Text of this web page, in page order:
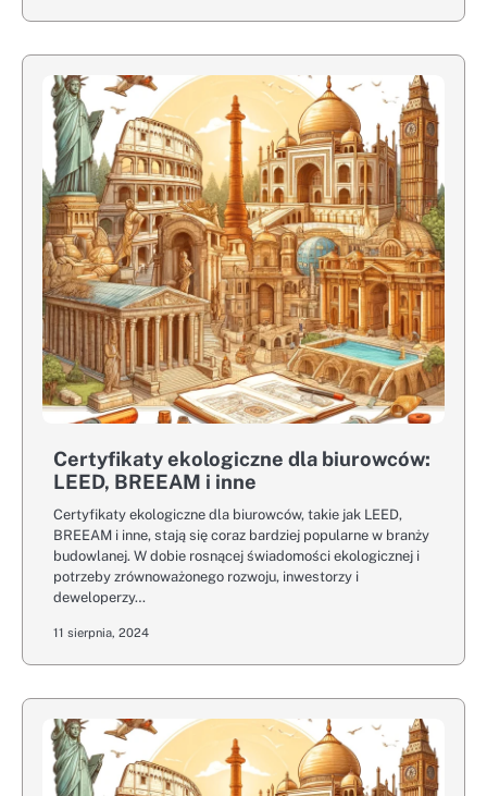
Certyfikaty ekologiczne dla biurowców:
LEED, BREEAM i inne
Certyfikaty ekologiczne dla biurowców, takie jak LEED,
BREEAM i inne, stają się coraz bardziej popularne w branży
budowlanej. W dobie rosnącej świadomości ekologicznej i
potrzeby zrównoważonego rozwoju, inwestorzy i
deweloperzy…
11 sierpnia, 2024